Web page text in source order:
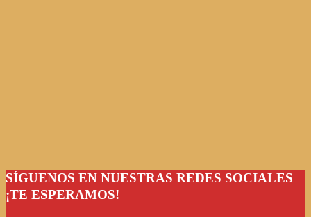
SÍGUENOS EN NUESTRAS REDES SOCIALES
¡TE ESPERAMOS!